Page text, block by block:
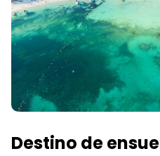
Destino de